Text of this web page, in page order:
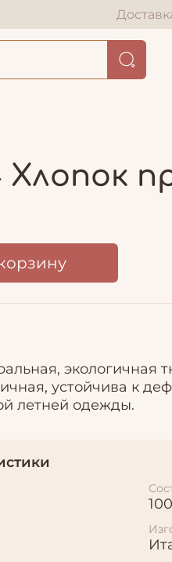
Хлопок
экологичная
устойчива к
летней одежды.